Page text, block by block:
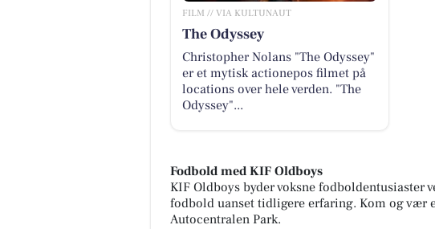
FILM // VIA KULTUNAUT
The Odyssey
Christopher Nolans "The Odyssey"
er et mytisk actionepos filmet på
locations over hele verden. "The
Odyssey"...
Fodbold med KIF Oldboys
KIF Oldboys byder voksne fodboldentusiaster
fodbold uanset tidligere erfaring. Kom og vær
Autocentralen Park.